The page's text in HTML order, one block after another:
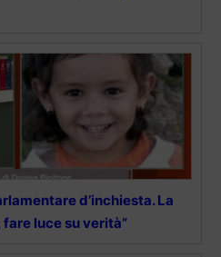
d’inchiesta. La
fare luce su verità”